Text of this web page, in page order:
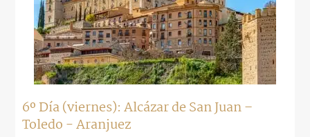
6º Día (viernes): Alcázar de San Juan –
Toledo - Aranjuez